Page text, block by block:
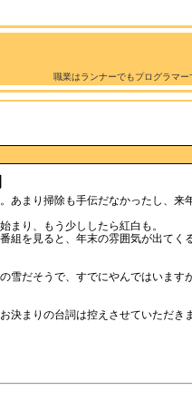
職業はランナーでもプログラマー
あまり掃除も手伝だなかったし、来
まり、もう少ししたら紅白も。
組を見ると、年末の雰囲気が出てく
雪だそうで、すでにやんではいます
決まりの台詞は控えさせていただき